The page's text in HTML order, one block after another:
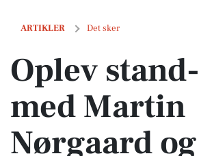
ARTIKLER Det sker
Oplev stand-up med Martin Nørgaard
Oplev
med Martin
Nørgaard